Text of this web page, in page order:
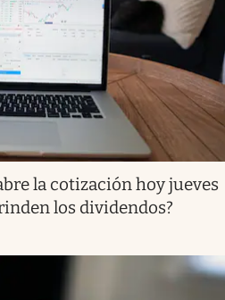
la cotización hoy jueves
los dividendos?